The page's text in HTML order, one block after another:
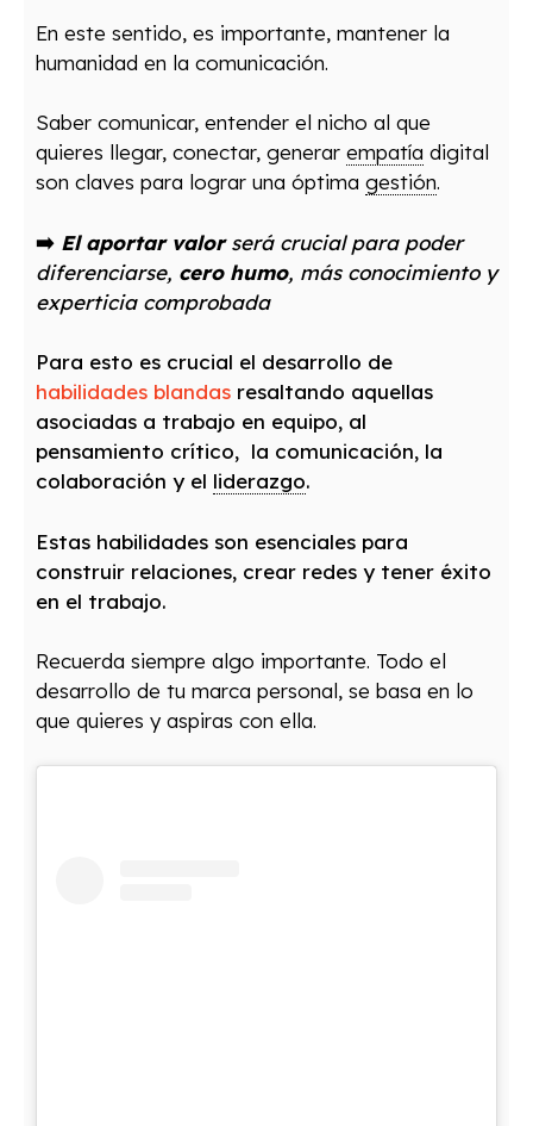
En este sentido, es importante, mantener la
humanidad en la comunicación.
Saber comunicar, entender el nicho al que
quieres llegar, conectar, generar empatía digital
son claves para lograr una óptima gestión.
➡️ El aportar valorserá crucial para poder
diferenciarse, cero humo, más conocimiento y
experticia comprobada
Para esto es crucial el desarrollo de
habilidades blandas resaltando aquellas
asociadas a trabajo en equipo, al
pensamiento crítico, la comunicación, la
colaboración y el liderazgo.
Estas habilidades son esenciales para
construir relaciones, crear redes y tener éxito
en el trabajo.
Recuerda siempre algo importante. Todo el
desarrollo de tu marca personal, se basa en lo
que quieres y aspiras con ella.